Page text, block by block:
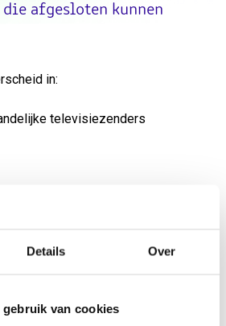
Details Over
gebruik van cookies
afgesloten kunnen
in:
televisiezenders